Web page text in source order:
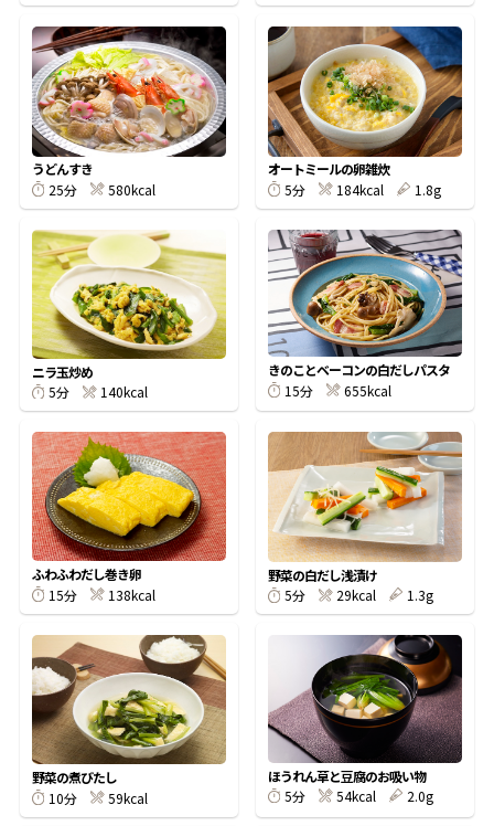
サッと鍋® 楽チン鍋®
楽チン屋® ストレートつゆ
新鮮一番 『氷熟®』
かつお節レシピ
めんつゆレシピ
割烹白だしレシピ
レシピ特設サイト
割烹白だしレシピ特集
だし巻き卵特集
かつおだしが決め手！簡単茶碗蒸し
だしコミュ
- ジョブリターン制
うどんすき
25分
580kcal
オートミールの卵雑炊
5分
184kcal 1.8g
ニラ玉炒め
5分
140kcal
きのことベーコンの白だしパスタ
15分
655kcal
ふわふわだし巻き卵
15分
138kcal
野菜の白だし浅漬け
5分
29kcal 1.3g
野菜の煮びたし
10分
59kcal
ほうれん草と豆腐のお吸い物
5分
54kcal 2.0g